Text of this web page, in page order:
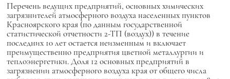
Перечень ведущих предприятий, основных химических
загрязнителей атмосферного воздуха населенных пунктов
Красноярского края (по данным государственной
статистической отчетности 2-ТП (воздух)) в течение
последних 10 лет остается неизменным и включает
преимущественно предприятия цветной металлургии и
теплоэнергетики. Доля 12 основных предприятий в
загрязнении атмосферного воздуха края от общего числа